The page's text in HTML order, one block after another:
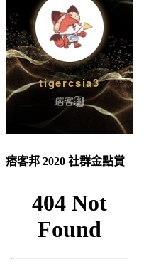
痞客邦 2020 社群金點賞